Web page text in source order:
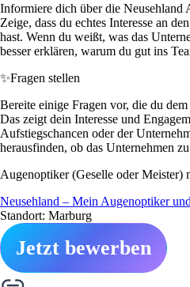
Informiere dich über die Neusehland
Zeige, dass du echtes Interesse an
hast. Wenn du weißt, was das
besser erklären, warum du gut ins
✨Fragen stellen
Bereite einige Fragen vor, die du
Das zeigt dein Interesse und
Aufstiegschancen oder der
herausfinden, ob das Unternehmen
Augenoptiker (Geselle oder Meister)
Neusehland – Mein Augenoptiker
Standort: Marburg
Jetzt bewerben